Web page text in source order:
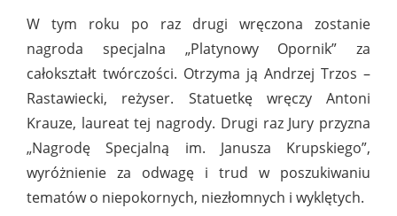
W tym roku po raz drugi wręczona zostanie
nagroda specjalna „Platynowy Opornik” za
całokształt twórczości. Otrzyma ją Andrzej Trzos –
Rastawiecki, reżyser. Statuetkę wręczy Antoni
Krauze, laureat tej nagrody. Drugi raz Jury przyzna
„Nagrodę Specjalną im. Janusza Krupskiego”,
wyróżnienie za odwagę i trud w poszukiwaniu
tematów o niepokornych, niezłomnych i wyklętych.